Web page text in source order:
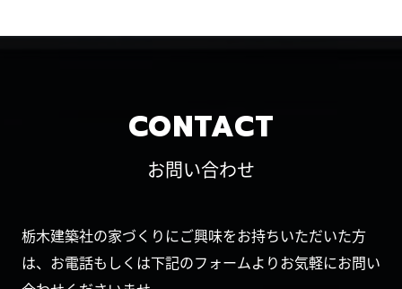
CONTACT
お問い合わせ
栃木建築社の家づくりにご興味をお持ちいただいた方
は、お電話もしくは下記のフォームよりお気軽にお問い